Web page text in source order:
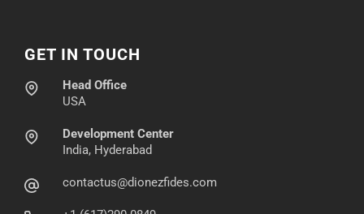
GET IN TOUCH
Head Office
USA
Development Center
India, Hyderabad
contactus@dionezfides.com